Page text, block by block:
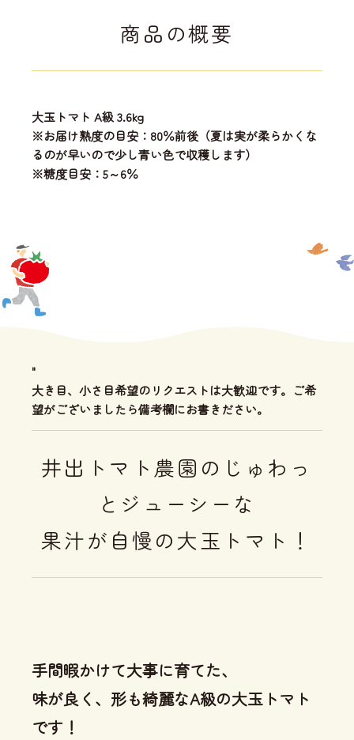
商品の概要
大玉トマト A級 3.6kg
※お届け熟度の目安：80％前後（夏は実が柔らかくな
るのが早いので少し青い色で収穫します）
※糖度目安：5～6％
"
大き目、小さ目希望のリクエストは大歓迎です。ご希
望がございましたら備考欄にお書きださい。
井出トマト農園のじゅわっ
とジューシーな
果汁が自慢の大玉トマト！
手間暇かけて大事に育てた、
味が良く、形も綺麗なA級の大玉トマト
です！